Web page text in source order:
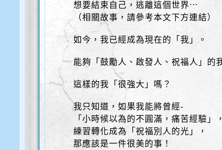
想要結束自己，逃離這個世界⋯
（相關故事，請參考本文下方連結）
如今，我已經成為現在的「我」。
能夠「鼓勵人、啟發人、祝福人」的
這樣的我「很強大」嗎？
我只知道，如果我能將曾經-
「小時候以為的不圓滿，痛苦經驗」
練習轉化成為「祝福別人的光」，
那應該是一件很美的事！